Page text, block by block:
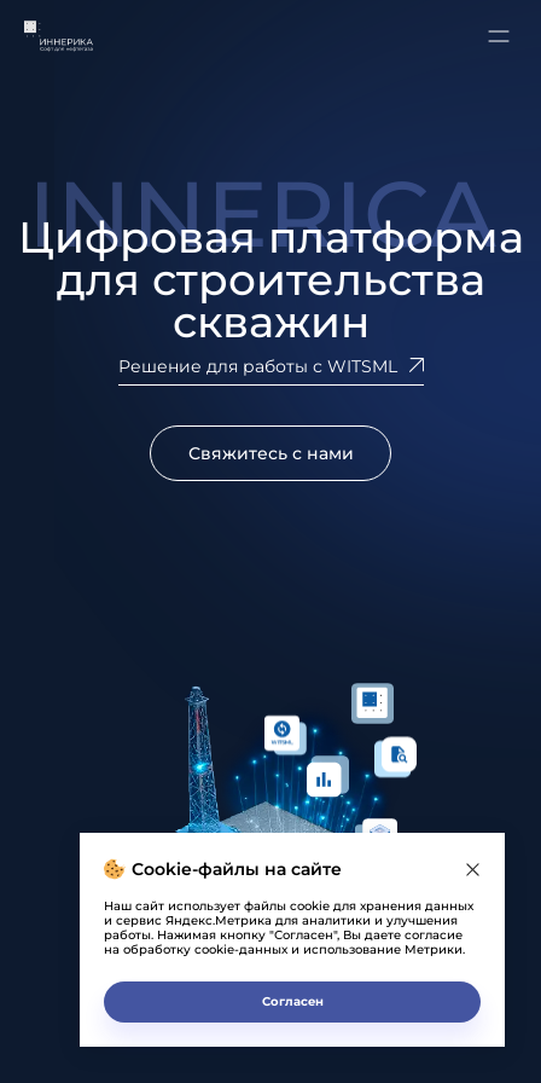
INNERICA
Цифровая платформа
для строительства
скважин
Решение для работы с WITSML
Свяжитесь с нами
Cookie-файлы на сайте
Наш сайт использует файлы cookie для хранения данных
и сервис Яндекс.Метрика для аналитики и улучшения
работы. Нажимая кнопку "Согласен", Вы даете согласие
на обработку cookie-данных и использование Метрики.
Согласен